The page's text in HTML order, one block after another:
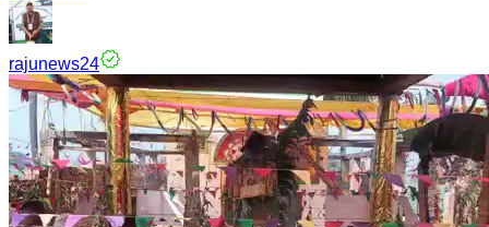
rajunews24